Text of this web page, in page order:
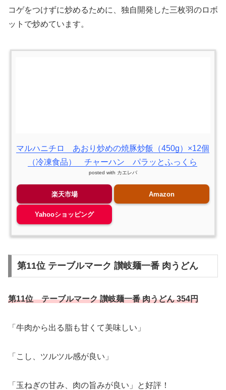
コゲをつけずに炒めるために、独自開発した三枚羽のロボ
ットで炒めています。
マルハニチロ あおり炒めの焼豚炒飯（450g）×12個
（冷凍食品） チャーハン パラッとふっくら
posted with カエレバ
楽天市場 Amazon
Yahooショッピング
第11位 テーブルマーク 讃岐麺一番 肉うどん
第11位 テーブルマーク 讃岐麺一番 肉うどん 354円
「牛肉から出る脂も甘くて美味しい」
「こし、ツルツル感が良い」
「玉ねぎの甘み、肉の旨みが良い」と好評！